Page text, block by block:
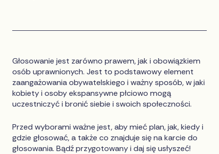
Głosowanie jest zarówno prawem, jak i obowiązkiem
osób uprawnionych. Jest to podstawowy element
zaangażowania obywatelskiego i ważny sposób, w jaki
kobiety i osoby ekspansywne płciowo mogą
uczestniczyć i bronić siebie i swoich społeczności.
Przed wyborami ważne jest, aby mieć plan, jak, kiedy i
gdzie głosować, a także co znajduje się na karcie do
głosowania. Bądź przygotowany i daj się usłyszeć!